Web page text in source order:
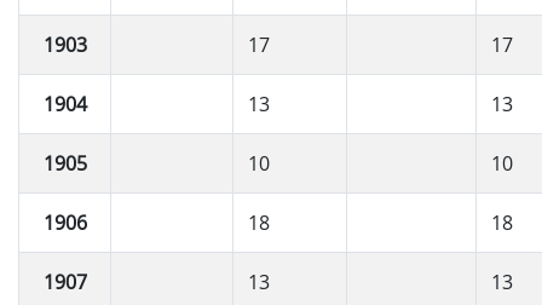
1903 17 17
1904 13 13
1905 10 10
1906 18 18
1907 13 13